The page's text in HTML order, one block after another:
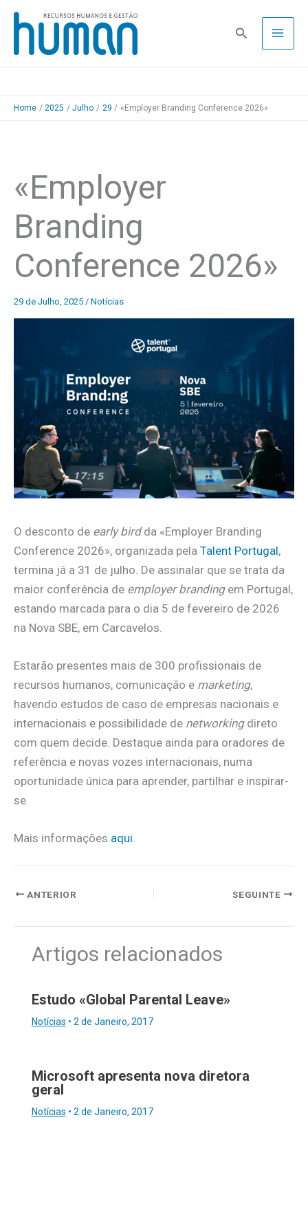
Skip
content
Pesquisa
Home 2025 Julho 29 «Employer Branding Conference 2026»
«Employer
Branding
Conference 2026»
29 de Julho, 2025 / Notícias
O desconto de early birdda «Employer Branding
Conference 2026», organizada pela Talent Portugal,
termina já a 31 de julho. De assinalar que se trata da
maior conferência de employer brandingem Portugal,
estando marcada para o dia 5 de fevereiro de 2026
na Nova SBE, em Carcavelos.
Estarão presentes mais de 300 profissionais de
recursos humanos, comunicação e marketing,
havendo estudos de caso de empresas nacionais e
internacionais e possibilidade de networkingdireto
com quem decide. Destaque ainda para oradores de
referência e novas vozes internacionais, numa
oportunidade única para aprender, partilhar e inspirar-
se
Mais informações aqui.
ANTERIOR SEGUINTE
Artigos relacionados
Estudo «Global Parental Leave»
Notícias • 2 de Janeiro, 2017
Microsoft apresenta nova diretora
geral
Notícias • 2 de Janeiro, 2017